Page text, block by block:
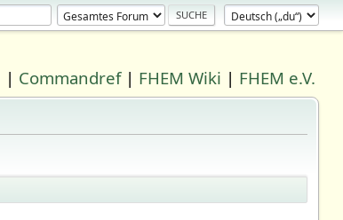
| Commandref| FHEM Wiki | FHEM e.V.